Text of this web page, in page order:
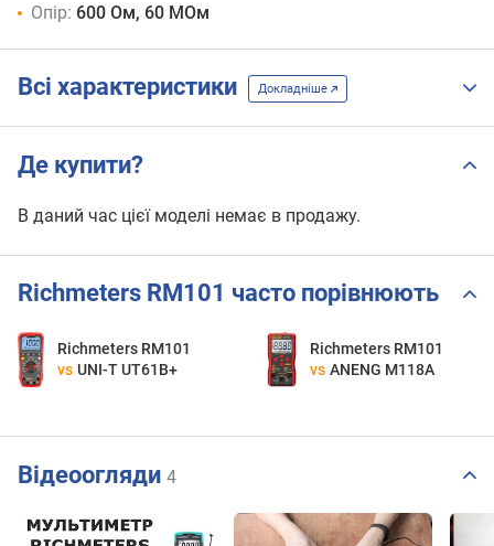
Опір: 600 Ом, 60 МОм
Всі характеристики Докладніше
Де купити?
В даний час цієї моделі немає в продажу.
Richmeters RM101 часто порівнюють
Richmeters RM101
vs UNI-T UT61B+
Richmeters RM101
vs ANENG M118A
Відеоогляди 4